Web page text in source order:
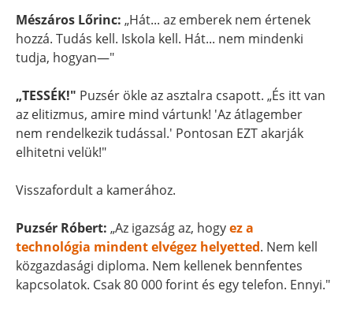
Mészáros Lőrinc: „Hát... az emberek nem értenek
hozzá. Tudás kell. Iskola kell. Hát... nem mindenki
tudja, hogyan—"
„TESSÉK!" Puzsér ökle az asztalra csapott. „És itt van
az elitizmus, amire mind vártunk! 'Az átlagember
nem rendelkezik tudással.' Pontosan EZT akarják
elhitetni velük!"
Visszafordult a kamerához.
Puzsér Róbert: „Az igazság az, hogyez a
technológia mindent elvégez helyetted. Nem kell
közgazdasági diploma. Nem kellenek bennfentes
kapcsolatok. Csak 80 000 forint és egy telefon. Ennyi."